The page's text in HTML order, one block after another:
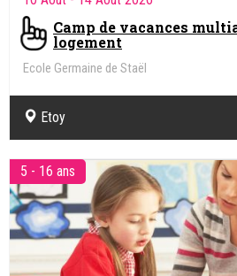
Camp de vacances
logement
Ecole Germaine de Staël
Etoy
5 - 16 ans